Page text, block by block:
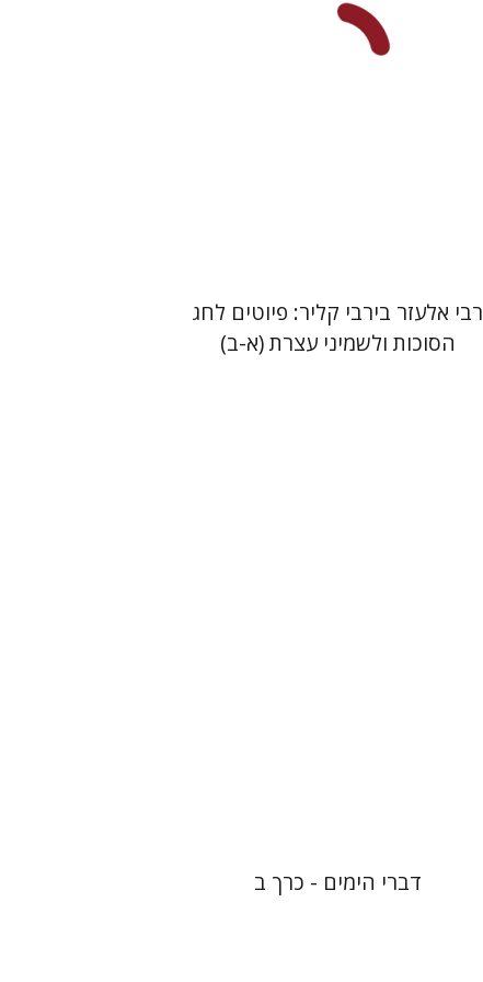
רבי אלעזר בירבי קליר: פיוטים לחג
הסוכות ולשמיני עצרת (א-ב)
דברי הימים - כרך ב